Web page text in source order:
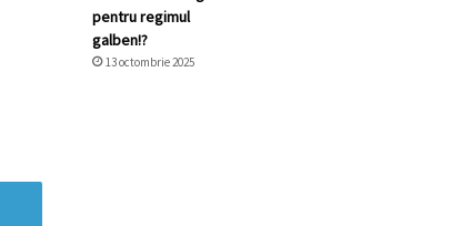
pentru regimul
galben!?
13 octombrie 2025